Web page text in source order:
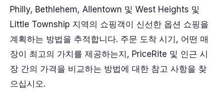
Philly, Bethlehem, Allentown 및 West Heights 및
Little Township 지역의 쇼핑객이 신선한 옵션 쇼핑을
계획하는 방법을 추적합니다. 주문 도착 시기, 어떤 매
장이 최고의 가치를 제공하는지, PriceRite 및 인근 시
장 간의 가격을 비교하는 방법에 대한 참고 사항을 찾
으십시오.